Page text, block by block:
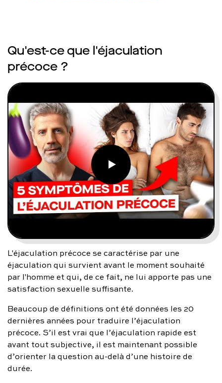
Qu'est-ce que l'éjaculation
précoce ?
L'éjaculation précoce se caractérise par une
éjaculation qui survient avant le moment souhaité
par l'homme et qui, de ce fait, ne lui apporte pas une
satisfaction sexuelle suffisante.
Beaucoup de définitions ont été données les 20
dernières années pour traduire l’éjaculation
précoce. S’il est vrai que l’éjaculation rapide est
avant tout subjective, il est maintenant possible
d’orienter la question au-delà d’une histoire de
durée.